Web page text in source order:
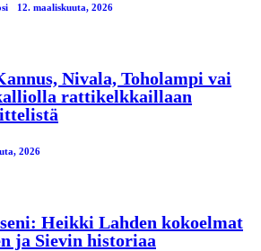
12. maaliskuuta, 2026
Nivala, Toholampi vai
rattikelkkaillaan
2026
Heikki Lahden kokoelmat
ja Sievin historiaa